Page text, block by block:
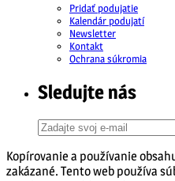
Pridať podujatie
Kalendár podujatí
Newsletter
Kontakt
Ochrana súkromia
Sledujte nás
Kopírovanie a používanie
zakázané. Tento web používa